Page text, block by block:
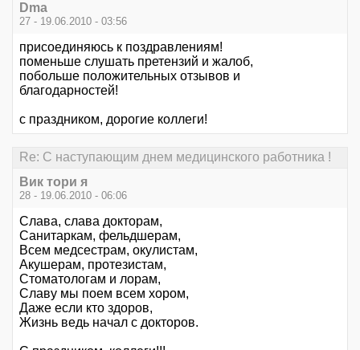
Dma
27 - 19.06.2010 - 03:56
присоединяюсь к поздравлениям!
поменьше слушать претензий и жалоб,
побольше положительных отзывов и
благодарностей!
с праздником, дорогие коллеги!
Re: С наступающим днем медицинского работника !
Вик тори я
28 - 19.06.2010 - 06:06
Слава, слава докторам,
Санитаркам, фельдшерам,
Всем медсестрам, окулистам,
Акушерам, протезистам,
Стоматологам и лорам,
Славу мы поем всем хором,
Даже если кто здоров,
Жизнь ведь начал с докторов.